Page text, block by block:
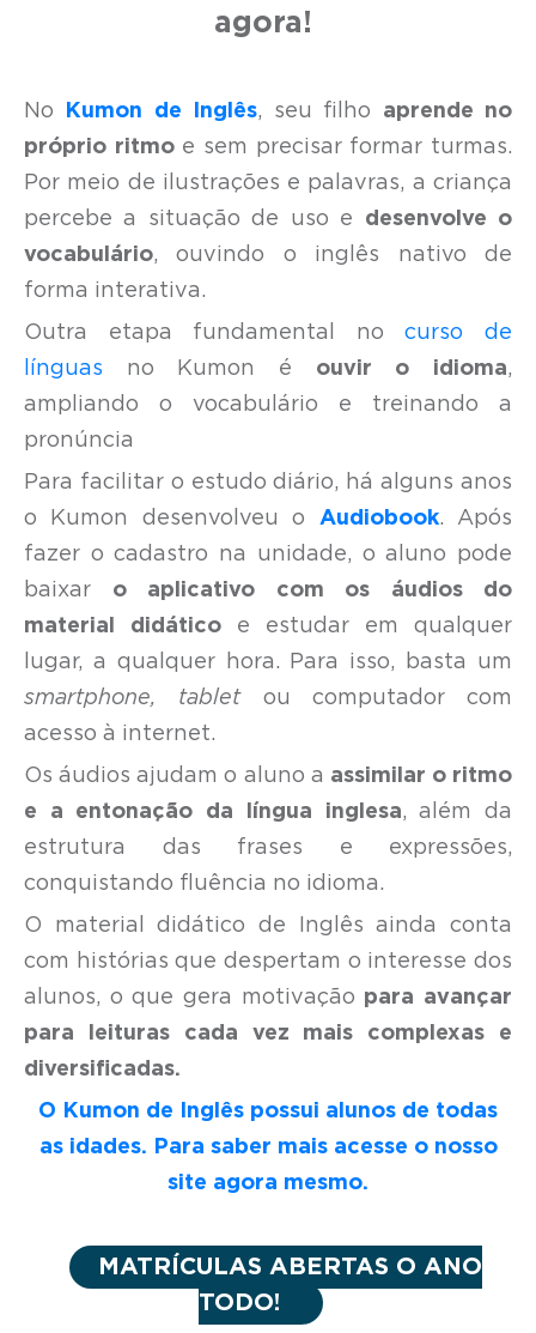
agora!
No Kumon de Inglês, seu filho aprende no
próprio ritmoe sem precisar formar turmas.
Por meio de ilustrações e palavras, a criança
percebe a situação de uso e desenvolve o
vocabulário, ouvindo o inglês nativo de
forma interativa.
Outra etapa fundamental nocurso de
línguas no Kumon é ouvir o idioma,
ampliando o vocabulário e treinando a
pronúncia
Para facilitar o estudo diário, há alguns anos
o Kumon desenvolveu o Audiobook. Após
fazer o cadastro na unidade, o aluno pode
baixar o aplicativo com os áudios do
material didático e estudar em qualquer
lugar, a qualquer hora. Para isso, basta um
smartphone, tabletou computador com
acesso à internet.
Os áudios ajudam o aluno a assimilar o ritmo
e a entonação da língua inglesa, além da
estrutura das frases e expressões,
conquistando fluência no idioma.
O material didático de Inglês ainda conta
com histórias que despertam o interesse dos
alunos, o que gera motivação para avançar
para leituras cada vez mais complexas e
diversificadas.
O Kumon de Inglês possui alunos de todas
as idades. Para saber mais acesse o nosso
site agora mesmo.
MATRÍCULAS ABERTAS O ANO
TODO!